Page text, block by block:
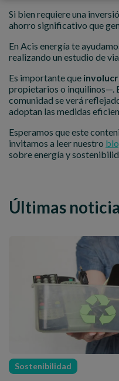
Si bien requiere una
ahorro significativo que
En Acis energía te
realizando un estudio de
Es importante que
propietarios o inquilinos—.
comunidad se verá
adoptan las medidas
Esperamos que este
invitamos a leer nuestro
sobre energía y
Últimas
Sostenibilidad